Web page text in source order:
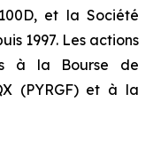
et la Société
1997. Les actions
à la Bourse de
(PYRGF) et à la